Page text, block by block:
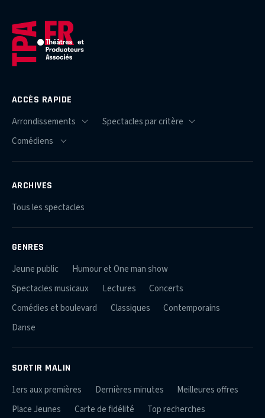
ACCÈS RAPIDE
ARCHIVES
Tous les spectacles
GENRES
Jeune public
Humour et One man show
Spectacles musicaux
Lectures
Concerts
Comédies et boulevard
Classiques
Contemporains
Danse
SORTIR MALIN
1ers aux premières Dernières minutes
Meilleures offres
Place Jeunes
Carte de fidélité Top recherches